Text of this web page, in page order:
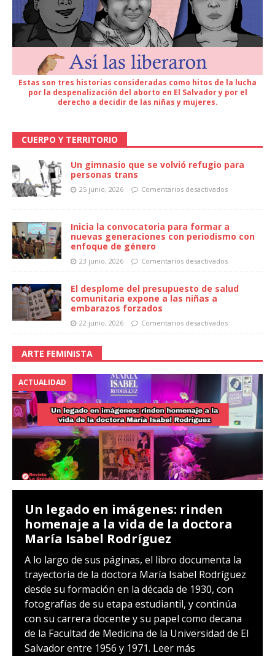
Estas son tres historias consideradas como hitos de la lucha
por la despenalización del aborto en El Salvador y por el
derecho a decidir de las niñas y mujeres.
CUERPO Y TERRITORIO
Un gimnasio que se volvió refugio para
personas trans
25 junio, 2026 Comentarios desactivados
Inicia la convocatoria para formar a
nuevas generaciones con periodismo con
enfoque de género
23 junio, 2026 Comentarios desactivados
El desplome del presupuesto de salud
comunitaria expone a las niñas a
embarazos forzados
22 junio, 2026 Comentarios desactivados
ARTE FEMINISTA
ACTUALIDAD
Un legado en imágenes: rinden
homenaje a la vida de la doctora
María Isabel Rodríguez
A lo largo de sus páginas, el libro documenta la
trayectoria de la doctora María Isabel Rodríguez
desde su formación en la década de 1930, con
fotografías de su etapa estudiantil, y continúa
con su carrera docente y su papel como decana
de la Facultad de Medicina de la Universidad de El
Salvador entre 1956 y 1971. Leer más